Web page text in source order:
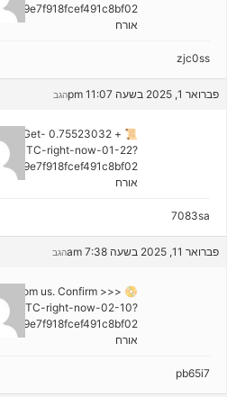
📇
אורח
zjc0ss
פברואר 1, 2025 בשעה 11:07 pm הגב
Get-
BTC-right-now-01-22?
📜
אורח
7083sa
פברואר 11, 2025 בשעה 7:38 am הגב
from us. Confirm >>>
BTC-right-now-02-10?
📀
אורח
pb65i7